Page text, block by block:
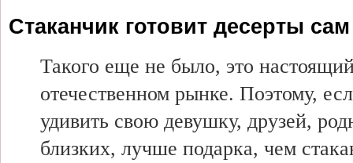
Стаканчик готовит десерты сам
Такого еще не было, это
отечественном рынке. Поэтому,
удивить свою девушку, друзей,
близких, лучше подарка, чем